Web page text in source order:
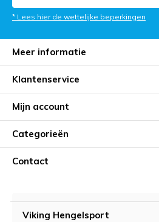
* Lees hier de wettelijke beperkingen
Meer informatie
Klantenservice
Mijn account
Categorieën
Contact
Viking Hengelsport